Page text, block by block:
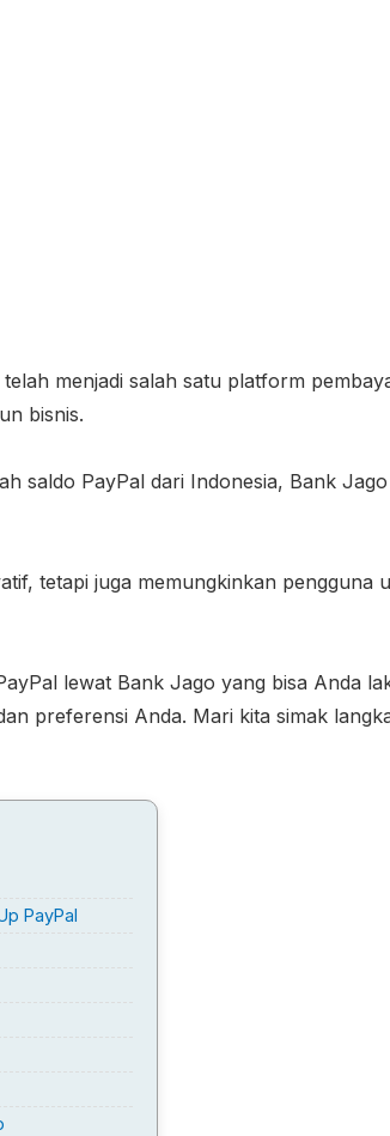
telah menjadi salah satu platform
bisnis.
saldo PayPal dari Indonesia, Bank Jago
tetapi juga memungkinkan pengguna
lewat Bank Jago yang bisa Anda
preferensi Anda. Mari kita simak
PayPal